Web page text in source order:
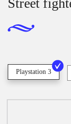
Playstation 3